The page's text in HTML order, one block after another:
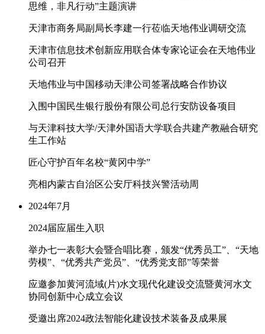
思维，非凡行动”主题演讲
天津市商务局副局长李建一行莅临天地伟业调研交流
天津市信息技术创新应用联合体专家论证会在天地伟业
公司召开
天地伟业与中国移动天津公司签署战略合作协议
入围中国民生银行股份有限公司总行安防设备项目
与天津科技大学/天津外国语大学联合共建产教融合研究
生工作站
匠心守护百年名校“黄冈中学”
亮相内蒙古自治区公安厅科技兴警活动周
2024年7月
2024届应届生入职
举办七一表彰大会暨合唱比赛，颁发“优秀员工”、“天地
劳模”、“优秀共产党员”、“优秀党支部”等荣誉
应邀参加黄河流域(片)水文现代化建设交流暨黄河水文
协同创新中心成立会议
受邀出席2024政法智能化建设技术装备及成果展